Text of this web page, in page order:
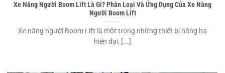
Xe Nâng Người Boom Lift Là Gì? Phân Loại Và Ứng Dụng Của Xe Nâng
Người Boom Lift
Xe nâng người Boom Lift là một trong những thiết bị nâng hạ
hiện đại, [...]